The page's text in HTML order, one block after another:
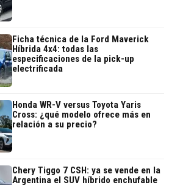
Ficha técnica de la Ford Maverick
Híbrida 4x4: todas las
especificaciones de la pick-up
electrificada
Honda WR-V versus Toyota Yaris
Cross: ¿qué modelo ofrece más en
relación a su precio?
Chery Tiggo 7 CSH: ya se vende en la
Argentina el SUV híbrido enchufable